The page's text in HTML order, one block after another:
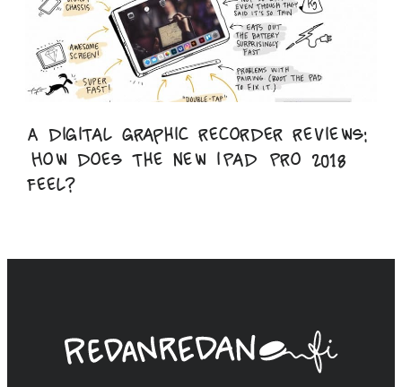
A digital graphic recorder reviews:
How does the new iPad Pro 2018
feel?
Linda
Saukko-